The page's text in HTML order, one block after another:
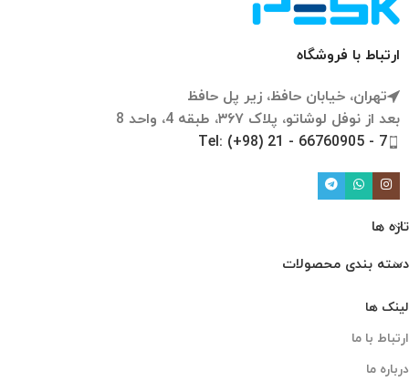
ارتباط با فروشگاه
تهران، خیابان حافظ، زیر پل حافظ
بعد از نوفل لوشاتو، پلاک ۳۶۷، طبقه 4، واحد 8
Tel: (+98) 21 - 66760905 - 7
تازه ها
دسته بندی محصولات
لینک ها
ارتباط با ما
درباره ما